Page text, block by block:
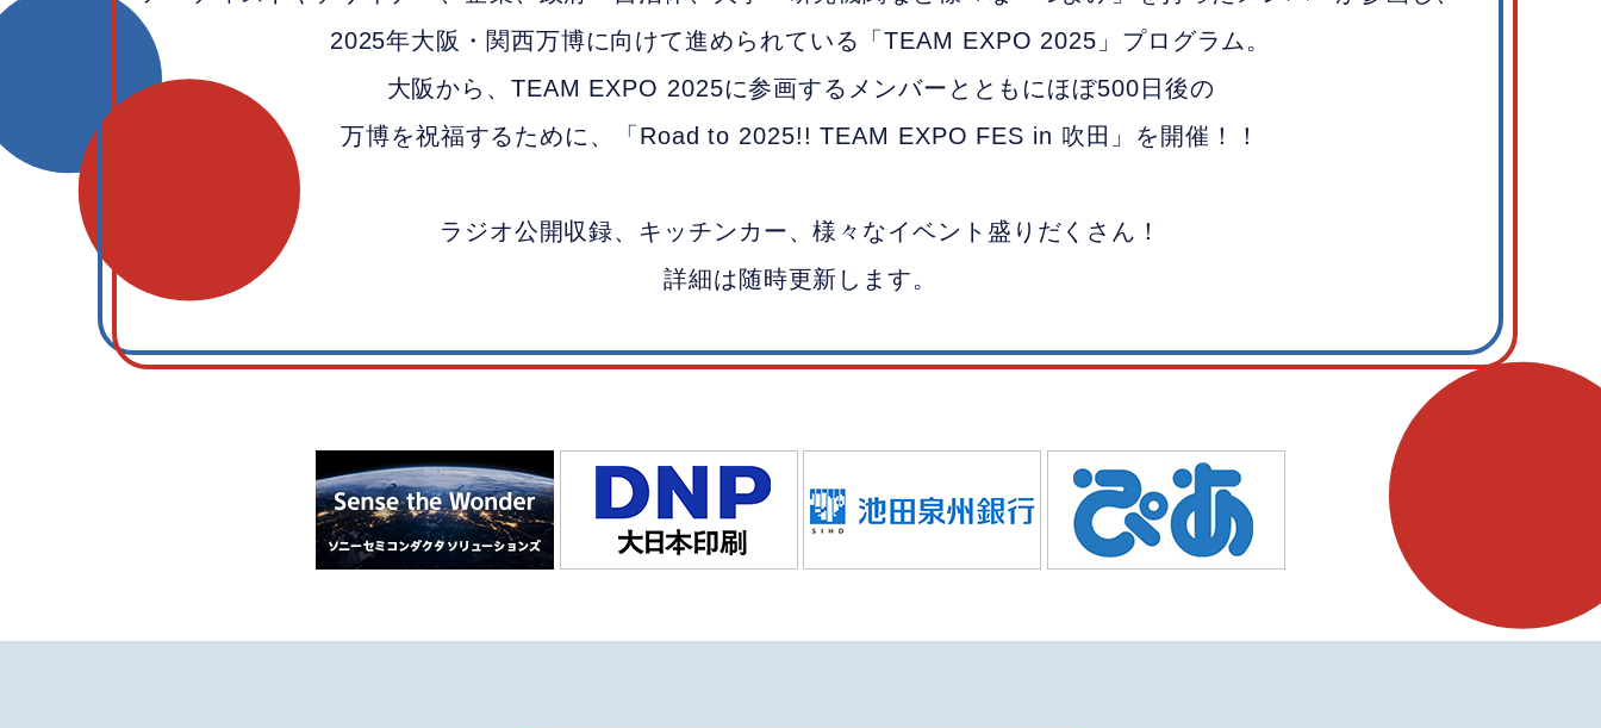
2025年大阪・関西万博に向けて進められている
「TEAM EXPO 2025」プログラム。
大阪から、TEAM EXPO 2025に参画するメンバーとともにほぼ500日後の
万博を祝福するために、
「Road to 2025!! TEAM EXPO FES in 吹田」を開催！！
ラジオ公開収録、キッチンカー、様々なイベント盛りだくさん！
詳細は随時更新します。